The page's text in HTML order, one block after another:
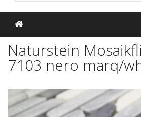
Naturstein
7103 nero marq/